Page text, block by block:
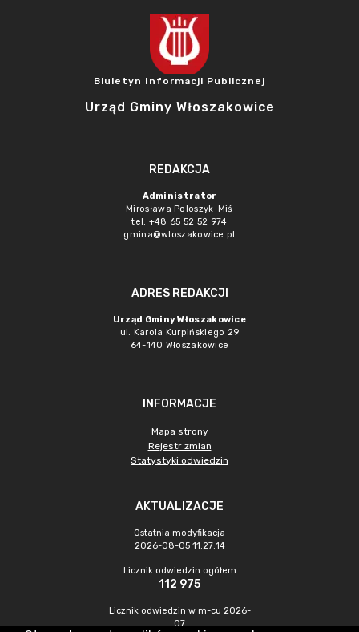
Biuletyn Informacji Publicznej
Urząd Gminy Włoszakowice
REDAKCJA
Administrator
Mirosława Poloszyk-Miś
tel. +48 65 52 52 974
gmina@wloszakowice.pl
ADRES REDAKCJI
Urząd Gminy Włoszakowice
ul. Karola Kurpińskiego 29
64-140 Włoszakowice
INFORMACJE
Mapa strony
Rejestr zmian
Statystyki odwiedzin
AKTUALIZACJE
Ostatnia modyfikacja
2026-08-05 11:27:14
Licznik odwiedzin ogółem
112 975
Licznik odwiedzin w m-cu 2026-
07